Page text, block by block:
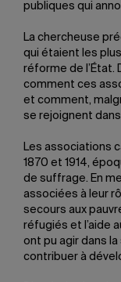
publiques qui
La chercheuse
qui étaient les
réforme de l’État.
comment ces
et comment,
se rejoignent
Les associations
1870 et 1914,
de suffrage. En
associées à leur
secours aux
réfugiés et l’aide
ont pu agir dans
contribuer à